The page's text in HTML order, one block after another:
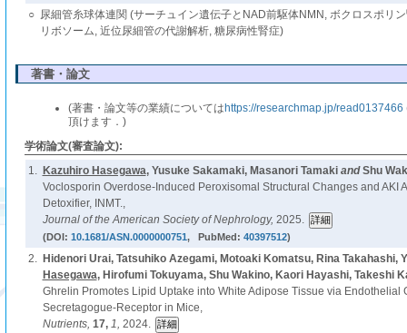
○ 尿細管糸球体連関 (サーチュイン遺伝子とNAD前駆体NMN, ボクロスポリ
リボソーム, 近位尿細管の代謝解析, 糖尿病性腎症)
著書・論文
(著書・論文等の業績については https://researchmap.jp/read0137466
頂けます．)
学術論文(審査論文):
1.
Kazuhiro Hasegawa, Yusuke Sakamaki, Masanori TamakiandShu
Voclosporin Overdose-Induced Peroxisomal Structural Changes and AKI
Detoxifier, INMT.,
Journal of the American Society of Nephrology, 2025.
(DOI: 10.1681/ASN.0000000751, PubMed: 40397512)
2.
Hidenori Urai, Tatsuhiko Azegami, Motoaki Komatsu, Rina Takahashi,
Hasegawa, Hirofumi Tokuyama, Shu Wakino, Kaori Hayashi, Takeshi
Ghrelin Promotes Lipid Uptake into White Adipose Tissue via Endothelial
Secretagogue-Receptor in Mice,
Nutrients, 17, 1, 2024.